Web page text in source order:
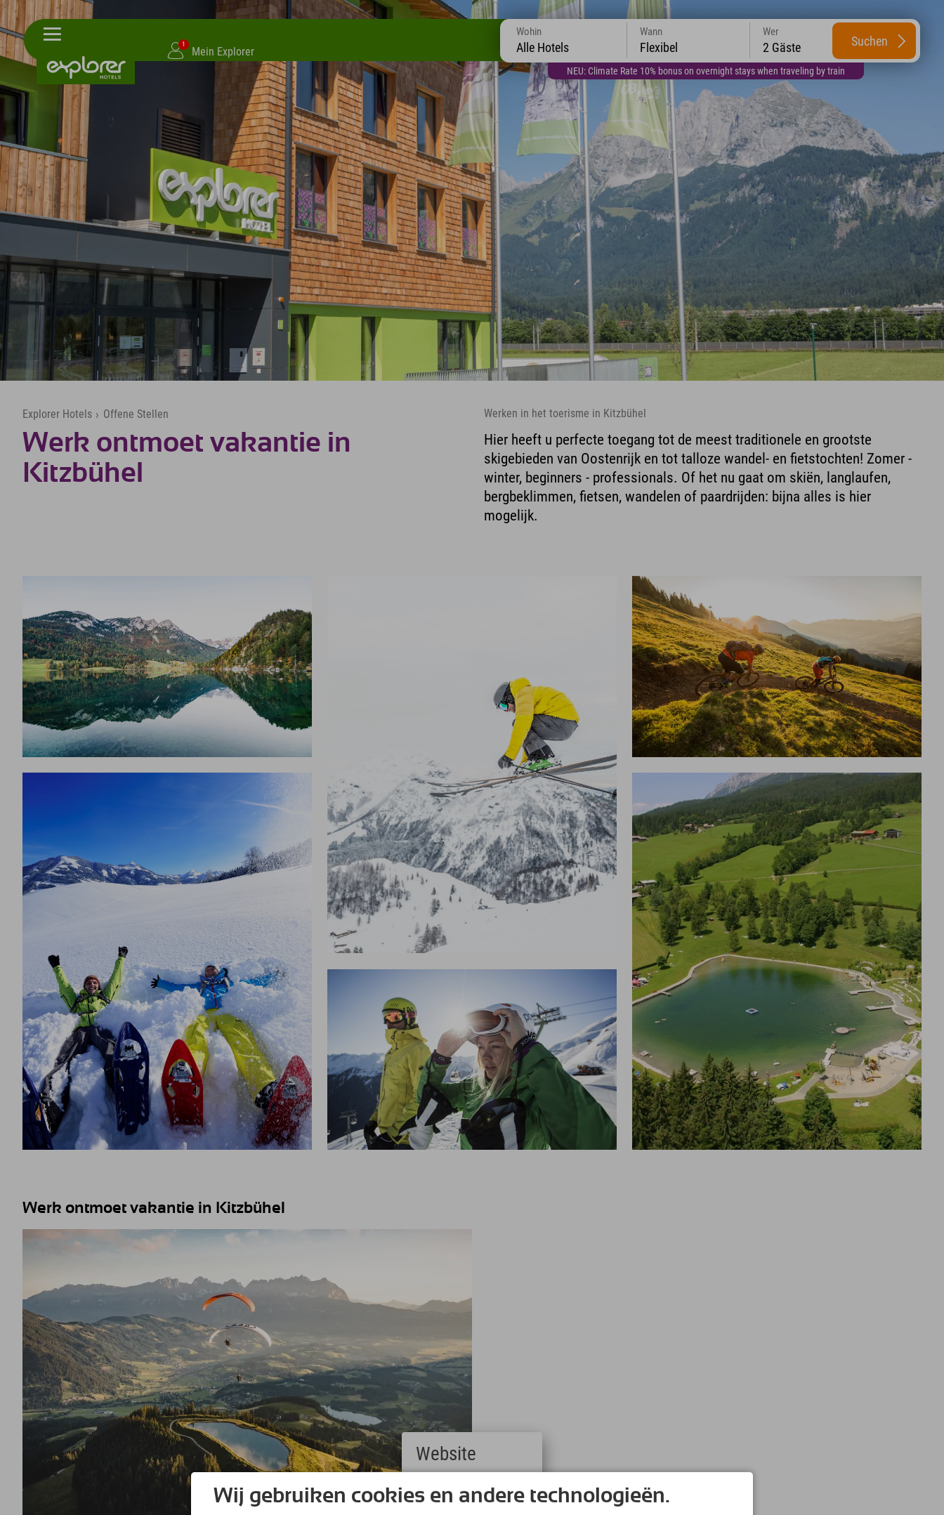
1
Mein Explorer
NEU: Climate Rate 10% bonus on overnight stays when traveling by train
Wohin
Alle Hotels
Wann
Flexibel
Wer
2 Gäste Suchen
Explorer Hotels › Offene Stellen
Werk ontmoet vakantie in
Kitzbühel
Werken in het toerisme in Kitzbühel
Hier heeft u perfecte toegang tot de meest traditionele en grootste
skigebieden van Oostenrijk en tot talloze wandel- en fietstochten! Zomer -
winter, beginners - professionals. Of het nu gaat om skiën, langlaufen,
bergbeklimmen, fietsen, wandelen of paardrijden: bijna alles is hier
mogelijk.
Werk ontmoet vakantie in Kitzbühel
Wij gebruiken cookies en andere technologieën.
Website
(German)